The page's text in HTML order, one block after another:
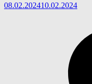
08.02.202410.02.2024